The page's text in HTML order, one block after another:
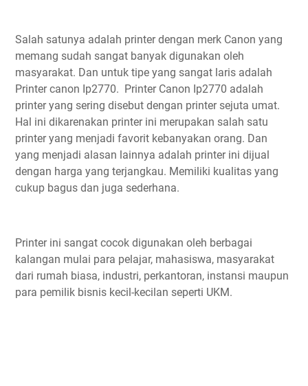
Salah satunya adalah printer dengan merk Canon yang
memang sudah sangat banyak digunakan oleh
masyarakat. Dan untuk tipe yang sangat laris adalah
Printer canon Ip2770. Printer Canon Ip2770 adalah
printer yang sering disebut dengan printer sejuta umat.
Hal ini dikarenakan printer ini merupakan salah satu
printer yang menjadi favorit kebanyakan orang. Dan
yang menjadi alasan lainnya adalah printer ini dijual
dengan harga yang terjangkau. Memiliki kualitas yang
cukup bagus dan juga sederhana.
Printer ini sangat cocok digunakan oleh berbagai
kalangan mulai para pelajar, mahasiswa, masyarakat
dari rumah biasa, industri, perkantoran, instansi maupun
para pemilik bisnis kecil-kecilan seperti UKM.